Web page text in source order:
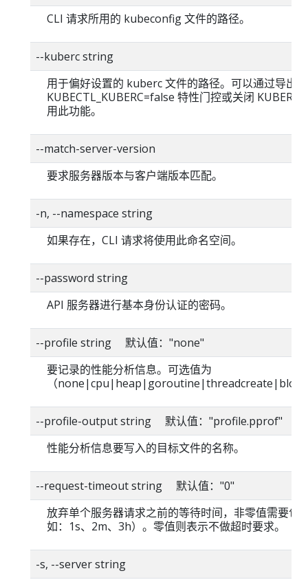
CLI 请求所用的 kubeconfig 文件的路径。
--kuberc string
用于偏好设置的 kuberc 文件的路径。可以通过导出
KUBECTL_KUBERC=false 特性门控或关闭
用此功能。
--match-server-version
要求服务器版本与客户端版本匹配。
-n, --namespace string
如果存在，CLI 请求将使用此命名空间。
--password string
API 服务器进行基本身份认证的密码。
--profile string 默认值："none"
要记录的性能分析信息。可选值为
（
--profile-output string 默认值："profile.pprof"
性能分析信息要写入的目标文件的名称。
--request-timeout string 默认值："0"
放弃单个服务器请求之前的等待时间，非零值需要包
如：1s、2m、3h）。零值则表示不做超时要求。
-s, --server string